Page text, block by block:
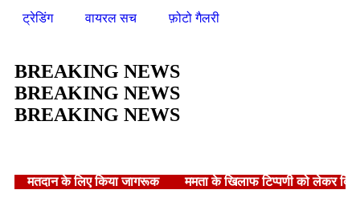
ट्रेडिंग वायरल सच फ़ोटो गैलरी
BREAKING NEWS
BREAKING NEWS
BREAKING NEWS
मतदान के लिए किया जागरूक ममता के खिलाफ टिप्पणी को लेकर